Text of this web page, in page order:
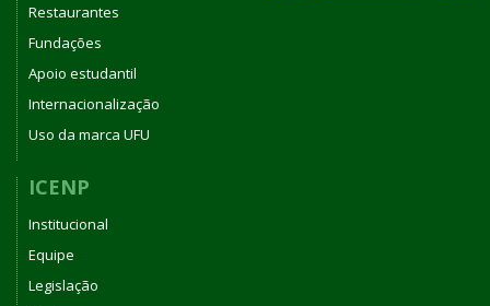
Restaurantes
Fundações
Apoio estudantil
Internacionalização
Uso da marca UFU
ICENP
Institucional
Equipe
Legislação